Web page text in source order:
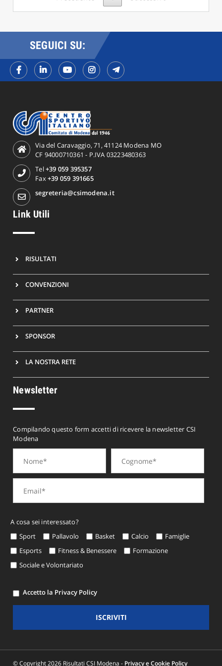
SEGUICI SU:
Via del Caravaggio, 71, 41124 Modena MO
CF 94000710361 - P.IVA 03223480363
Tel+39 059 395357
Fax+39 059 391665
segreteria@csimodena.it
Link Utili
RISULTATI
CONVENZIONI
PARTNER
SPONSOR
LA NOSTRA RETE
Newsletter
Compilando questo form accetti di ricevere la newsletter CSI
Modena
A cosa sei interessato?
Sport
Pallavolo Basket Calcio
Famiglie
Esports
Fitness & Benessere
Formazione
Sociale e Volontariato
Accetto la Privacy Policy
ISCRIVITI
© Copyright 2026 Risultati CSI Modena - Privacy e Cookie Policy